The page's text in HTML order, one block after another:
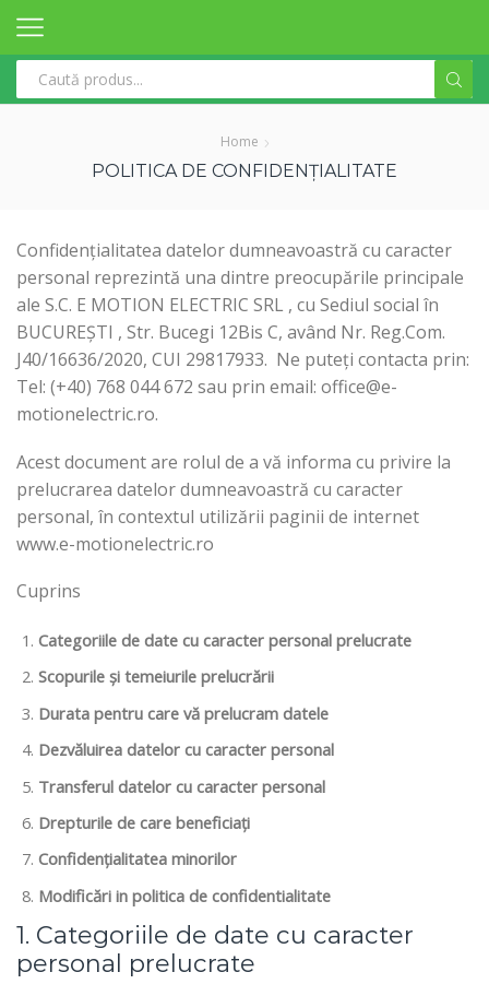
input
Home
POLITICA DE CONFIDENȚIALITATE
Confidențialitatea datelor dumneavoastră cu caracter
personal reprezintă una dintre preocupările principale
ale S.C. E MOTION ELECTRIC SRL , cu Sediul social în
BUCUREȘTI , Str. Bucegi 12Bis C, având Nr. Reg.Com.
J40/16636/2020, CUI 29817933. Ne puteți contacta prin:
Tel: (+40) 768 044 672 sau prin email: office@e-
motionelectric.ro.
Acest document are rolul de a vă informa cu privire la
prelucrarea datelor dumneavoastră cu caracter
personal, în contextul utilizării paginii de internet
www.e-motionelectric.ro
Cuprins
Categoriile de date cu caracter personal prelucrate
Scopurile și temeiurile prelucrării
Durata pentru care vă prelucram datele
Dezvăluirea datelor cu caracter personal
Transferul datelor cu caracter personal
Drepturile de care beneficiați
Confidențialitatea minorilor
Modificări in politica de confidentialitate
1. Categoriile de date cu caracter
personal prelucrate